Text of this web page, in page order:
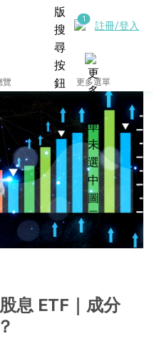
註冊/登入
覽 更多選單
息 ETF｜成分